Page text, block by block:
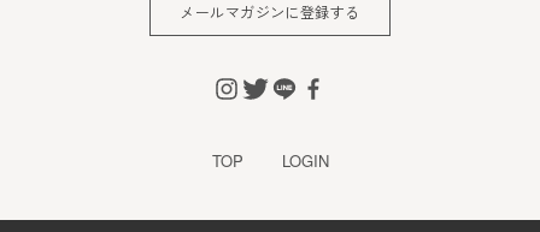
メールマガジンに登録する
TOP LOGIN